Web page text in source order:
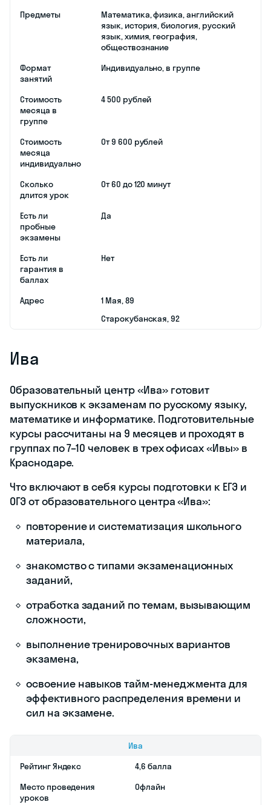
Предметы
Математика, физика, английский
язык, история, биология, русский
язык, химия, география,
обществознание
Формат
занятий
Индивидуально, в группе
Стоимость
месяца в
группе
4 500 рублей
Стоимость
месяца
индивидуально
От 9 600 рублей
Сколько
длится урок
От 60 до 120 минут
Есть ли
пробные
экзамены
Да
Есть ли
гарантия в
баллах
Нет
Адрес
​1 Мая, 89
Старокубанская, 92
Ива
Образовательный центр «Ива» готовит
выпускников к экзаменам по русскому языку,
математике и информатике. Подготовительные
курсы рассчитаны на 9 месяцев и проходят в
группах по7–10 человек в трех офисах «Ивы» в
Краснодаре.
Что включают в себя курсы подготовки к ЕГЭ и
ОГЭ от образовательного центра «Ива»:
повторение и систематизация школьного
материала,
знакомство с типами экзаменационных
заданий,
отработка заданий по темам, вызывающим
сложности,
выполнение тренировочных вариантов
экзамена,
освоение навыков тайм-менеджмента для
эффективного распределения времени и
сил на экзамене.
Ива
Рейтинг Яндекс
4,6 балла
Место проведения
уроков
Офлайн